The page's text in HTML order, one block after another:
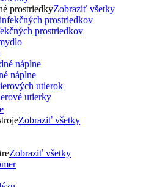
prostriedkyZobraziť všetky
prostriedkov
náplne
utierky
Zobraziť všetky
Zobraziť všetky